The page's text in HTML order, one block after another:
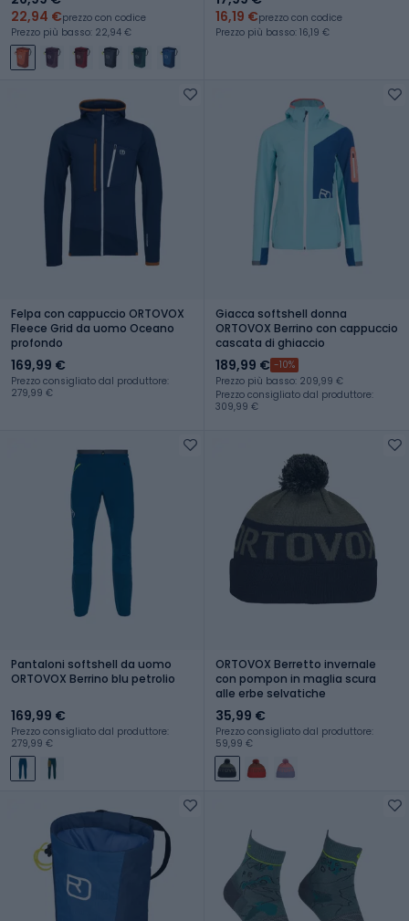
22,94 €prezzo con codice
Prezzo più basso: 22,94 €
16,19 €prezzo con codice
Prezzo più basso: 16,19 €
Felpa con cappuccio ORTOVOX
Fleece Grid da uomo Oceano
profondo
169,99 €
Prezzo consigliato dal produttore:
279,99 €
Giacca softshell donna
ORTOVOX Berrino con cappuccio
cascata di ghiaccio
189,99 € -10%
Prezzo più basso: 209,99 €
Prezzo consigliato dal produttore:
309,99 €
Pantaloni softshell da uomo
ORTOVOX Berrino blu petrolio
169,99 €
Prezzo consigliato dal produttore:
279,99 €
ORTOVOX Berretto invernale
con pompon in maglia scura
alle erbe selvatiche
35,99 €
Prezzo consigliato dal produttore:
59,99 €